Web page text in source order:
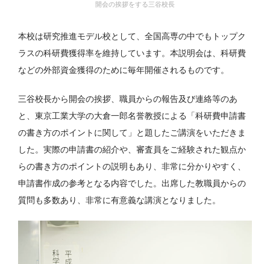
開会の挨拶をする三谷校長
本校は研究推進モデル校として、全国高専の中でもトップク
ラスの科研費獲得率を維持しています。本説明会は、科研費
などの外部資金獲得のために毎年開催されるものです。
三谷校長から開会の挨拶、職員からの報告及び連絡等のあ
と、東京工業大学の大倉一郎名誉教授による「科研費申請書
の書き方のポイントに関して」と題したご講演をいただきま
した。実際の申請書の紹介や、審査員をご経験された観点か
らの書き方のポイントの説明もあり、非常に分かりやすく、
申請書作成の参考となる内容でした。出席した教職員からの
質問も多数あり、非常に有意義な講演となりました。